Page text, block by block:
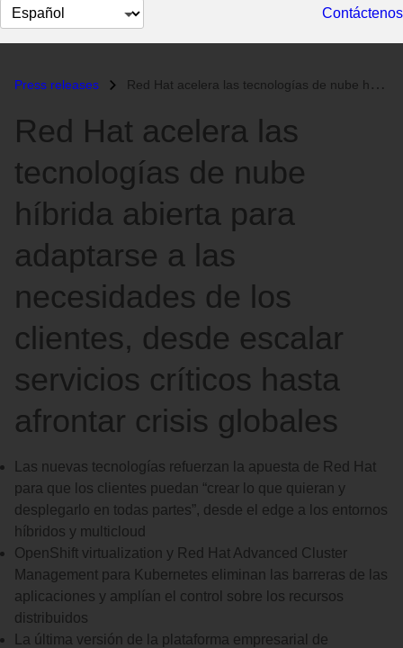
Cambiar
el
Contáctenos
Press releases Red Hat acelera las tecnologías de nube híbrida abierta para adaptarse...
Red Hat acelera las
tecnologías de nube
híbrida abierta para
adaptarse a las
necesidades de los
clientes, desde escalar
servicios críticos hasta
afrontar crisis globales
Las nuevas tecnologías refuerzan la apuesta de Red Hat
para que los clientes puedan “crear lo que quieran y
desplegarlo en todas partes”, desde el edge a los entornos
híbridos y multicloud
OpenShift virtualization y Red Hat Advanced Cluster
Management para Kubernetes eliminan las barreras de las
aplicaciones y amplían el control sobre los recursos
distribuidos
La última versión de la plataforma empresarial de